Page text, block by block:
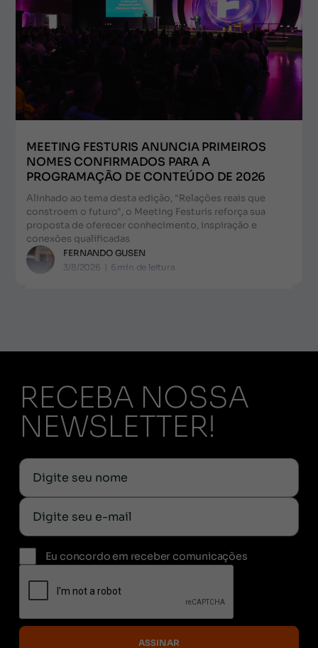
MEETING FESTURIS ANUNCIA PRIMEIROS
NOMES CONFIRMADOS PARA A
PROGRAMAÇÃO DE CONTEÚDO DE 2026
Alinhado ao tema desta edição, "Relações reais que
constroem o futuro", o Meeting Festuris reforça sua
proposta de oferecer conhecimento, inspiração e
conexões qualificadas
FERNANDO GUSEN
3/8/2026 | 6 min de leitura
RECEBA NOSSA
NEWSLETTER!
Eu concordo em receber comunicações